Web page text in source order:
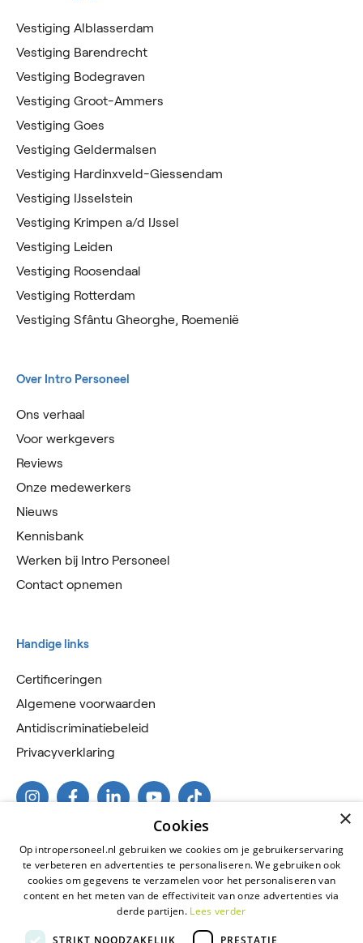
Vestiging Alblasserdam
Vestiging Barendrecht
Vestiging Bodegraven
Vestiging Groot-Ammers
Vestiging Goes
Vestiging Geldermalsen
Vestiging Hardinxveld-Giessendam
Vestiging IJsselstein
Vestiging Krimpen a/d IJssel
Vestiging Leiden
Vestiging Roosendaal
Vestiging Rotterdam
Vestiging Sfântu Gheorghe, Roemenië
Over Intro Personeel
Ons verhaal
Voor werkgevers
Reviews
Onze medewerkers
Nieuws
Kennisbank
Werken bij Intro Personeel
Contact opnemen
Handige links
Certificeringen
Algemene voorwaarden
Antidiscriminatiebeleid
Privacyverklaring
2026 © Intro Personeel
×
Cookies
Op intropersoneel.nl gebruiken we cookies om je gebruikerservaring
te verbeteren en advertenties te personaliseren. We gebruiken ook
cookies om gegevens te verzamelen voor het personaliseren van
content en het meten van de effectiviteit van onze advertenties via
derde partijen. Lees verder
STRIKT NOODZAKELIJK PRESTATIE